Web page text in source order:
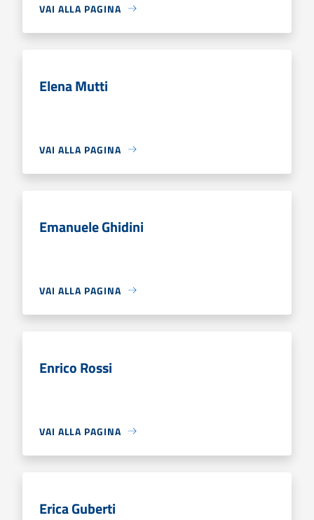
VAI ALLA PAGINA
Elena Mutti
VAI ALLA PAGINA
Emanuele Ghidini
VAI ALLA PAGINA
Enrico Rossi
VAI ALLA PAGINA
Erica Guberti